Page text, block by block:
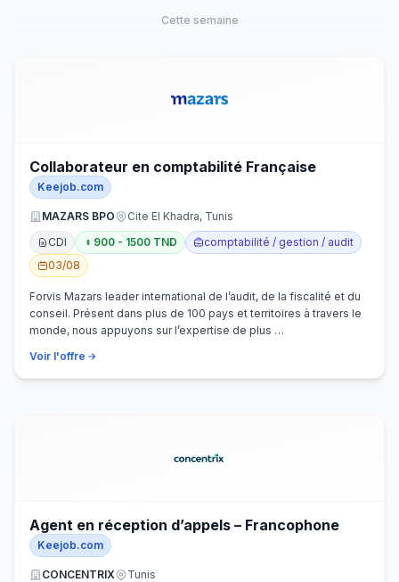
Cette semaine
Collaborateur en comptabilité Française
Keejob.com
MAZARS BPO
Cite El Khadra, Tunis
CDI
900 - 1500 TND
comptabilité / gestion / audit
03/08
Forvis Mazars leader international de l’audit, de la fiscalité et du
conseil. Présent dans plus de 100 pays et territoires à travers le
monde, nous appuyons sur l’expertise de plus …
Voir l'offre
Agent en réception d’appels – Francophone
Keejob.com
CONCENTRIX
Tunis